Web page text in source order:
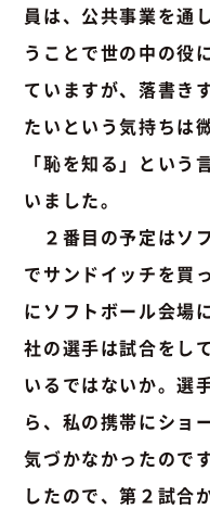
員は、公共事業を通
うことで世の中の役
ていますが、落書き
たいという気持ちは
「恥を知る」という
いました。
２番目の予定はソ
でサンドイッチを買
にソフトボール会場
社の選手は試合をし
いるではないか。選
ら、私の携帯にショ
気づかなかったので
したので、第２試合